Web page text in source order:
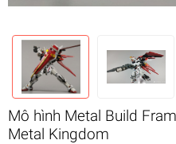
Mô hình Metal Build
Metal Kingdom